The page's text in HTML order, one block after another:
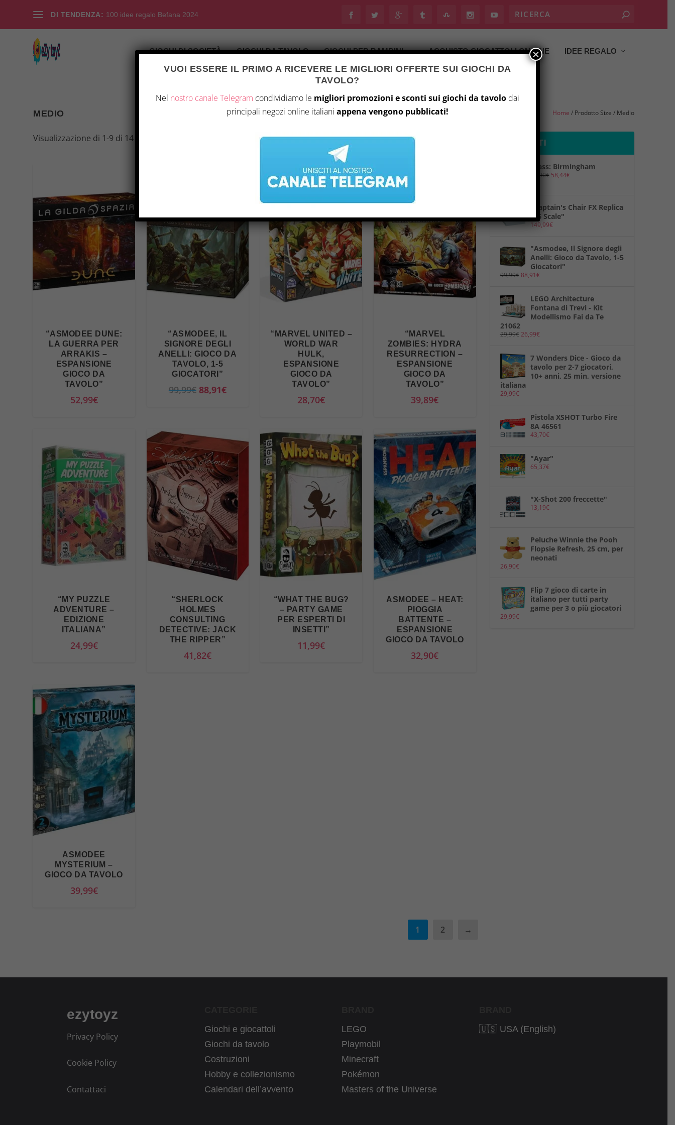
DI TENDENZA: 100 idee regalo Befana 2024
GIOCHI DI SOCIETÀ GIOCHI DA TAVOLO GIOCHI PER BAMBINI ACQUISTO GIOCATTOLI ON LINE IDEE REGALO
MEDIO Home / Prodotto Size / Medio
Visualizzazione di 1-9 di 14 risultati
“ASMODEE DUNE:
LA GUERRA PER
ARRAKIS –
ESPANSIONE
GIOCO DA
TAVOLO”
52,99€
“ASMODEE, IL
SIGNORE DEGLI
ANELLI: GIOCO DA
TAVOLO, 1-5
GIOCATORI”
99,99€ I
z
z
o
o
r
i
g
n
e
e
r
:
88,91€I
e
z
z
o
a
t
t
u
a
l
e
8
“MARVEL UNITED –
WORLD WAR
HULK,
ESPANSIONE
GIOCO DA
TAVOLO”
28,70€
“MARVEL
ZOMBIES: HYDRA
RESURRECTION –
ESPANSIONE
GIOCO DA
TAVOLO”
39,89€
“MY PUZZLE
ADVENTURE –
EDIZIONE
ITALIANA”
24,99€
“SHERLOCK
HOLMES
CONSULTING
DETECTIVE: JACK
THE RIPPER”
41,82€
“WHAT THE BUG?
– PARTY GAME
PER ESPERTI DI
INSETTI”
11,99€
ASMODEE – HEAT:
PIOGGIA
BATTENTE –
ESPANSIONE
GIOCO DA TAVOLO
32,90€
ASMODEE
MYSTERIUM –
GIOCO DA TAVOLO
39,99€
1 2 →
PRODOTTI
Brass: Birmingham
69,90€ 58,44€
"Captain's Chair FX Replica
1/6 Scale"
149,99€
"Asmodee, Il Signore degli
Anelli: Gioco da Tavolo, 1-5
Giocatori"
99,99€ 88,91€
LEGO Architecture
Fontana di Trevi - Kit
Modellismo Fai da Te
21062
29,99€ 26,99€
7 Wonders Dice - Gioco da
tavolo per 2-7 giocatori,
10+ anni, 25 min, versione
italiana
29,99€
Pistola XSHOT Turbo Fire
8A 46561
43,70€
"Ayar"
65,37€
"X-Shot 200 freccette"
13,19€
Peluche Winnie the Pooh
Flopsie Refresh, 25 cm, per
neonati
26,90€
Flip 7 gioco di carte in
italiano per tutti party
game per 3 o più giocatori
29,99€
ezytoyz
Privacy Policy
Cookie Policy
Contattaci
Giochi e giocattoli
Giochi da tavolo
Costruzioni
Hobby e collezionismo
Calendari dell’avvento
LEGO
Playmobil
Minecraft
Pokémon
Masters of the Universe
🇺🇸 USA (English)
VUOI ESSERE IL PRIMO A RICEVERE LE MIGLIORI OFFERTE SUI GIOCHI DA
TAVOLO?
Nel nostro canale Telegram condividiamo le migliori promozioni e sconti sui giochi da tavolodai
principali negozi online italiani appena vengono pubblicati!
×